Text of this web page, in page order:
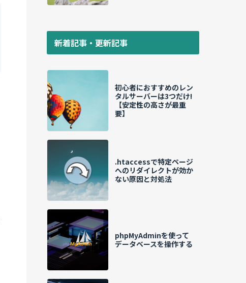
新着記事・更新記事
初心者におすすめのレン
タルサーバーは3つだけ!
【安定性の高さが最重
要】
.htaccessで特定ページ
へのリダイレクトが効か
ない原因と対処法
phpMyAdminを使って
データベースを操作する